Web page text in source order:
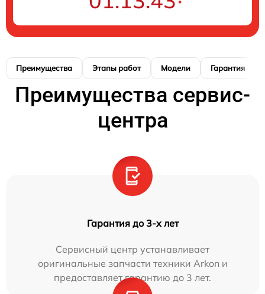
Преимущества Этапы работ Модели Гарантия
Преимущества сервис-
центра
Гарантия до 3-х лет
Сервисный центр устанавливает
оригинальные запчасти техники Arkon и
предоставляет гарантию до 3 лет.